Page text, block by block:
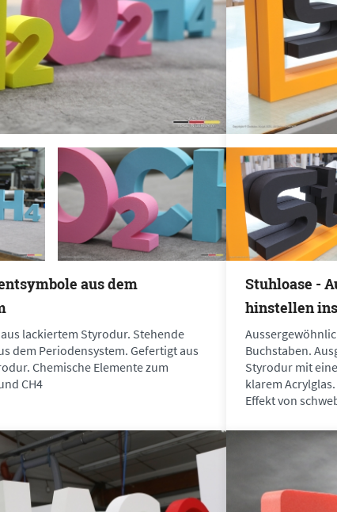
aus dem
lackiertem Styrodur. Stehende
dem Periodensystem. Gefertigt aus
Chemische Elemente zum
CH4
Stuhloase -
hinstellen
Buchstaben.
Styrodur mit
klarem
Effekt von